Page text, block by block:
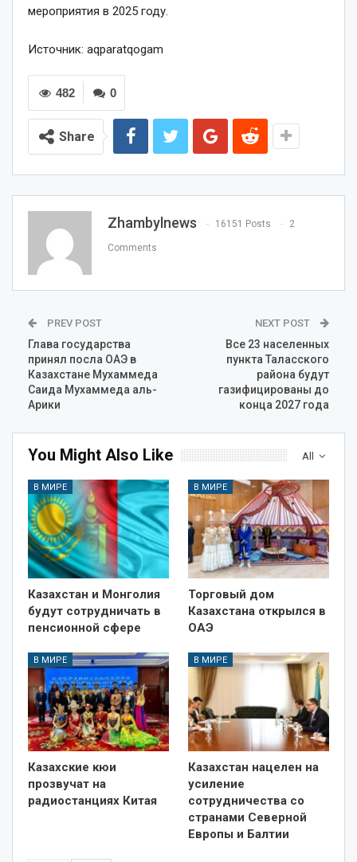
мероприятия в 2025 году.
Источник: aqparatqogam
0
482
Share
Zhambylnews 16151 Posts 2
Comments
PREV POST
Глава государства
принял посла ОАЭ в
Казахстане Мухаммеда
Саида Мухаммеда аль-
Арики
NEXT POST
Все 23 населенных
пункта Таласского
района будут
газифицированы до
конца 2027 года
All
You Might Also Like
В МИРЕ
Казахстан и Монголия
будут сотрудничать в
пенсионной сфере
В МИРЕ
Торговый дом
Казахстана открылся в
ОАЭ
В МИРЕ
Казахские кюи
прозвучат на
радиостанциях Китая
В МИРЕ
Казахстан нацелен на
усиление
сотрудничества со
странами Северной
Европы и Балтии